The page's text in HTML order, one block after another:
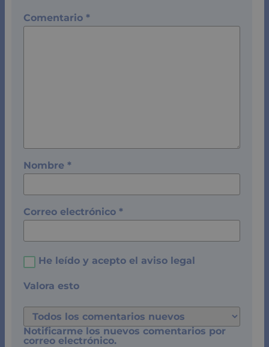
Comentario *
Nombre *
Correo electrónico *
He leído y acepto el aviso legal
Valora esto
Notificarme los nuevos comentarios por
correo electrónico.